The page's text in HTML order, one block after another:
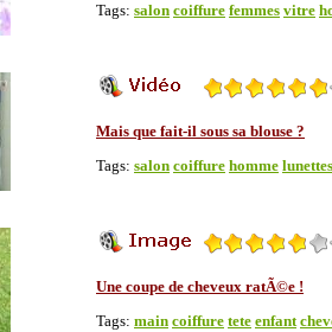
Tags: salon coiffure femmes vitre
Mais que fait-il sous sa blouse ?
Tags: salon coiffure homme lunettes
Une coupe de cheveux ratÃ©e !
Tags: main coiffure tete enfant